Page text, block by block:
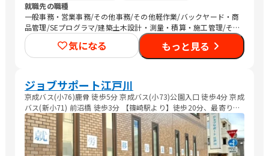
就職先の職種
一般事務・営業事務/その他事務/その他軽作業/バックヤード・商
品管理/SEプログラマ/建築土木設計・測量・積算・施工管理/その
他技術/医療関連職/その他専門職/清掃/運搬従事者
気になる もっと見る
ジョブサポート江戸川
京成バス(小76)鹿骨 徒歩5分 京成バス(小73)公園入口 徒歩4分 京成
バス(新小71) 前沼橋 徒歩3分 【篠崎駅より】徒歩20分、最寄りバ
ス停(前沼橋)まで新小71系統京成バスにて5分 【小岩駅より】最寄
りバス停(公園入口)まで小73系統京成バスにて16分 【新小岩駅よ
り】最寄りバス停(前沼橋)まで新小71系統京成バスにて16分 【瑞
江駅より】最寄りバス停(鹿骨)まで小76系統京成バスにて